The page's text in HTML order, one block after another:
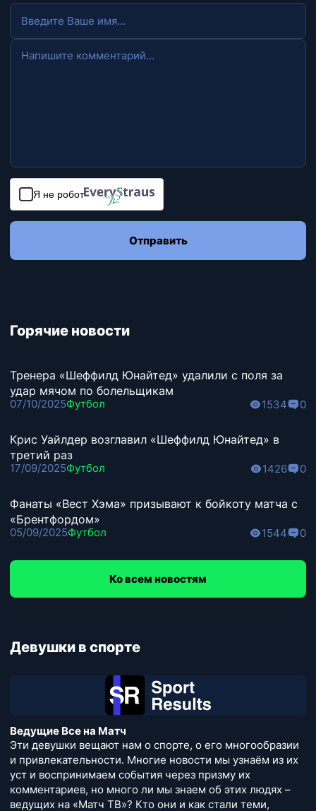
Я не робот
Отправить
Горячие новости
Тренера «Шеффилд Юнайтед» удалили с поля за
удар мячом по болельщикам
07/10/2025Футбол 1534 0
Крис Уайлдер возглавил «Шеффилд Юнайтед» в
третий раз
17/09/2025Футбол 1426 0
Фанаты «Вест Хэма» призывают к бойкоту матча с
«Брентфордом»
05/09/2025Футбол 1544 0
Ко всем новостям
Девушки в спорте
Ведущие Все на Матч
Эти девушки вещают нам о спорте, о его многообразии
и привлекательности. Многие новости мы узнаём из их
уст и воспринимаем события через призму их
комментариев, но много ли мы знаем об этих людях –
ведущих на «Матч ТВ»? Кто они и как стали теми,